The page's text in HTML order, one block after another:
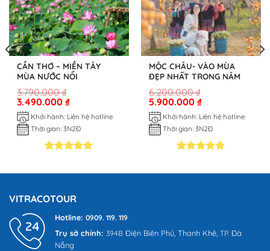
CẦN THƠ – MIỀN TÂY
MÙA NƯỚC NỔI
3.790.000₫
3.490.000₫
Khởi hành: Liên hệ hotline
Thời gian: 3N2Đ
MỘC CHÂU- VÀO MÙA
ĐẸP NHẤT TRONG NĂM
6.200.000₫
5.900.000₫
Khởi hành: Liên hệ hotline
Thời gian: 3N2Đ
VITRACOTOUR
Hotline: 0909. 119. 119
Trụ sở chính: 394B Điện Biên Phủ, Thanh Khê, TP. Đà
Nẵng